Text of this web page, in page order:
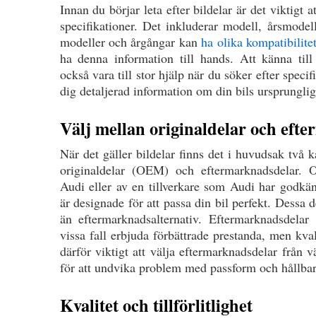
Innan du börjar leta efter bildelar är det viktigt
specifikationer. Det inkluderar modell,
modeller och årgångar kanha olika
ha denna information till hands. Att känna
också vara till stor hjälp när du söker efter
dig detaljerad information om din bils
Välj mellan originaldelar och
När det gäller bildelar finns det i huvudsak två
originaldelar (OEM) och eftermarknadsdelar.
Audi eller av en tillverkare som Audi har
är designade för att passa din bil perfekt. Dessa
än eftermarknadsalternativ.
vissa fall erbjuda förbättrade prestanda, men
därför viktigt att välja eftermarknadsdelar från
för att undvika problem med passform och
Kvalitet och tillförlitlighet